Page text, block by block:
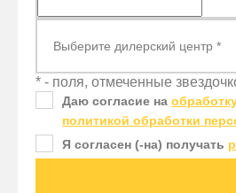
Выберите дилерский центр *
* - поля, отмеченные
Даю согласие на
политикой обработки
Я согласен (-на) получать